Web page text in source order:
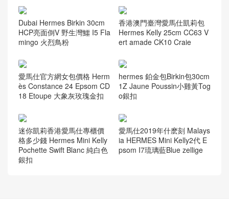
Dubai Hermes Birkin 30cm
HCP亮面倒V 野生灣鱷 I5 Fla
mingo 火烈鳥粉
香港澳門臺灣愛馬仕凱莉包
Hermes Kelly 25cm CC63 V
ert amade CK10 Craie
愛馬仕官方網女包價格 Herm
ès Constance 24 Epsom CD
18 Etoupe 大象灰玫瑰金扣
hermes 鉑金包Birkin包30cm
1Z Jaune Poussin小雞黃Tog
o銀扣
迷你凱莉香港愛馬仕專櫃價
格多少錢 Hermes Mini Kelly
Pochette Swift Blanc 純白色
銀扣
愛馬仕2019年什麽刻 Malays
ia HERMES Mini Kelly2代 E
psom I7琉璃藍Blue zellige